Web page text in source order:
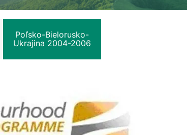
Poľsko-Bielorusko-
Ukrajina 2004-2006